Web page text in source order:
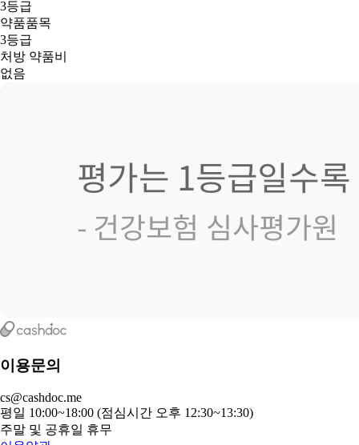
3등급
약품품목
3등급
처방 약품비
없음
이용문의
cs@cashdoc.me
평일 10:00~18:00 (점심시간 오후 12:30~13:30)
주말 및 공휴일 휴무